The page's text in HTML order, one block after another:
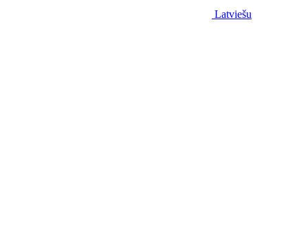
Latviešu